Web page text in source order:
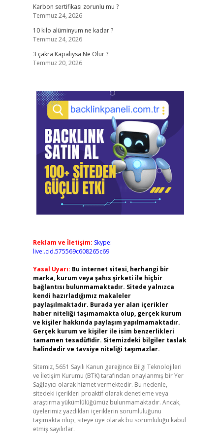
Karbon sertifikası zorunlu mu ?
Temmuz 24, 2026
10 kilo alüminyum ne kadar ?
Temmuz 24, 2026
3 çakra Kapalıysa Ne Olur ?
Temmuz 20, 2026
Reklam ve İletişim: Skype:
live:.cid.575569c608265c69
Yasal Uyarı: Bu internet sitesi, herhangi bir
marka, kurum veya şahıs şirketi ile hiçbir
bağlantısı bulunmamaktadır. Sitede yalnızca
kendi hazırladığımız makaleler
paylaşılmaktadır. Burada yer alan içerikler
haber niteliği taşımamakta olup, gerçek kurum
ve kişiler hakkında paylaşım yapılmamaktadır.
Gerçek kurum ve kişiler ile isim benzerlikleri
tamamen tesadüfidir. Sitemizdeki bilgiler taslak
halindedir ve tavsiye niteliği taşımazlar.
Sitemiz, 5651 Sayılı Kanun gereğince Bilgi Teknolojileri
ve İletişim Kurumu (BTK) tarafından onaylanmış bir Yer
Sağlayıcı olarak hizmet vermektedir. Bu nedenle,
sitedeki içerikleri proaktif olarak denetleme veya
araştırma yükümlülüğümüz bulunmamaktadır. Ancak,
üyelerimiz yazdıkları içeriklerin sorumluluğunu
taşımakta olup, siteye üye olarak bu sorumluluğu kabul
etmiş sayılırlar.